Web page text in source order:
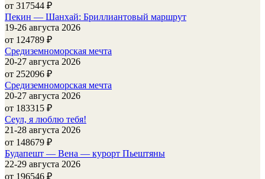
от 317544 ₽
Пекин — Шанхай: Бриллиантовый маршрут
19-26 августа 2026
от 124789 ₽
Средиземноморская мечта
20-27 августа 2026
от 252096 ₽
Средиземноморская мечта
20-27 августа 2026
от 183315 ₽
Сеул, я люблю тебя!
21-28 августа 2026
от 148679 ₽
Будапешт — Вена — курорт Пьештяны
22-29 августа 2026
от 196546 ₽